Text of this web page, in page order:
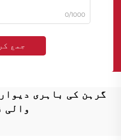
0/1000
جمع
گرہن کی باہری
والی